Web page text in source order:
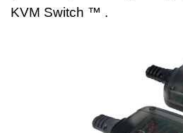
KVM Switch ™ .